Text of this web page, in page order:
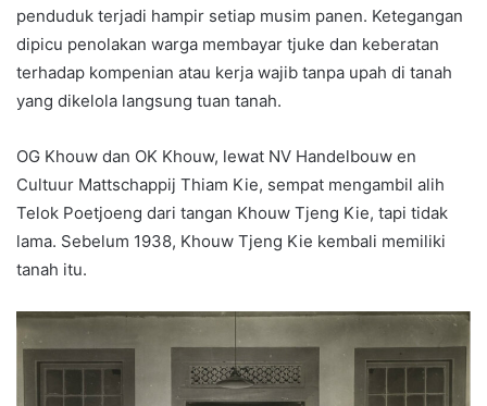
penduduk terjadi hampir setiap musim panen. Ketegangan
dipicu penolakan warga membayar tjuke dan keberatan
terhadap kompenian atau kerja wajib tanpa upah di tanah
yang dikelola langsung tuan tanah.
OG Khouw dan OK Khouw, lewat NV Handelbouw en
Cultuur Mattschappij Thiam Kie, sempat mengambil alih
Telok Poetjoeng dari tangan Khouw Tjeng Kie, tapi tidak
lama. Sebelum 1938, Khouw Tjeng Kie kembali memiliki
tanah itu.